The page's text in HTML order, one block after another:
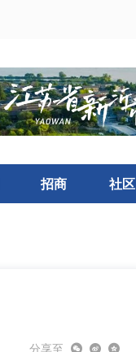
招商 社区
分享至